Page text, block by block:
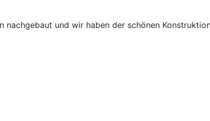
und wir haben der schönen